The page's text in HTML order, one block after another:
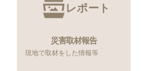
レポート
災害取材報告
現地で取材をした情報等